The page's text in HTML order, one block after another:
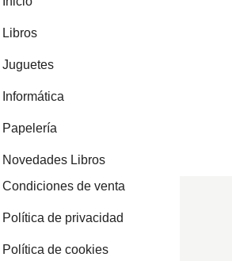
Libros
Juguetes
Informática
Papelería
Novedades Libros
Condiciones de venta
Política de privacidad
Política de cookies